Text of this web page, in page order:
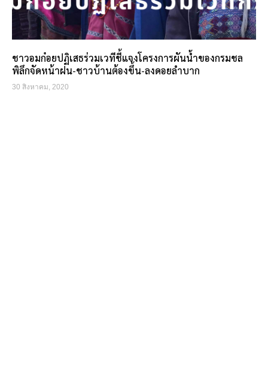
ชาวอมก๋อยปฏิเสธร่วมเวทีชี้แจงโครงการผันน้ำของกรมชล
พิลึกจัดหน้าฝน-ชาวบ้านต้องขึ้น-ลงดอยลำบาก
30 สิงหาคม, 2020